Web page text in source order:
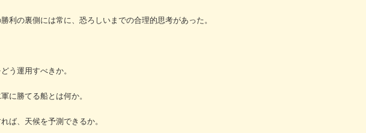
利の裏側には常に、恐ろしいまでの合理的思考があった。
う運用すべきか。
に勝てる船とは何か。
ば、天候を予測できるか。